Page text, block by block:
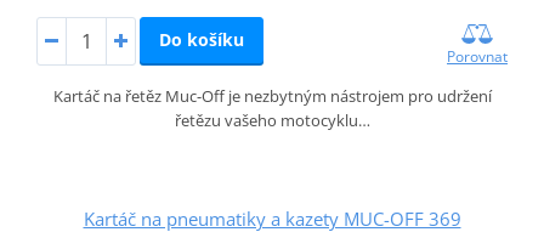
Do košíku
Porovnat
Kartáč na řetěz Muc-Off je nezbytným nástrojem pro udržení
řetězu vašeho motocyklu…
Kartáč na pneumatiky a kazety MUC-OFF 369